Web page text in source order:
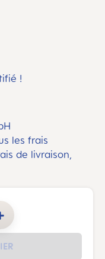
boutons pour augmenter ou diminuer la
les frais
de livraison,
!